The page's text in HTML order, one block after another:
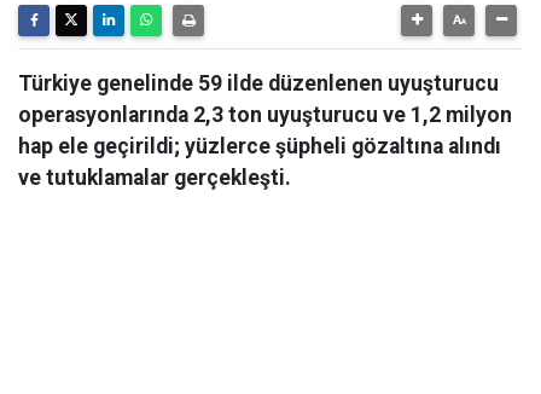
Türkiye genelinde 59 ilde düzenlenen uyuşturucu
operasyonlarında 2,3 ton uyuşturucu ve 1,2 milyon
hap ele geçirildi; yüzlerce şüpheli gözaltına alındı
ve tutuklamalar gerçekleşti.